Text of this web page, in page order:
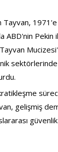
Tayvan,
Pekin
gelişmiş